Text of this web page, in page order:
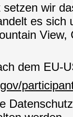
wir
es
View,
dem EU-